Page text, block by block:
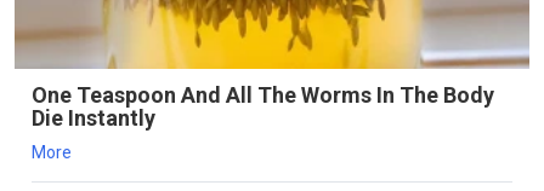
One Teaspoon And All The Worms In The Body
Die Instantly
More